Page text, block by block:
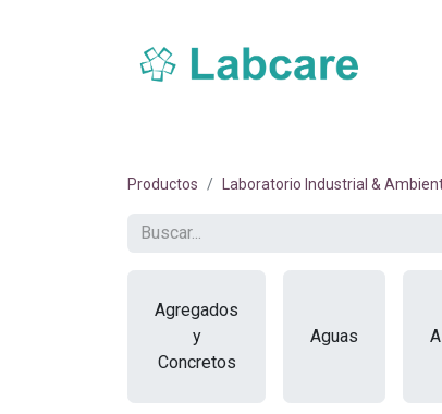
Productos Laboratorio Industrial &
Agregados
y
Concretos
Aguas